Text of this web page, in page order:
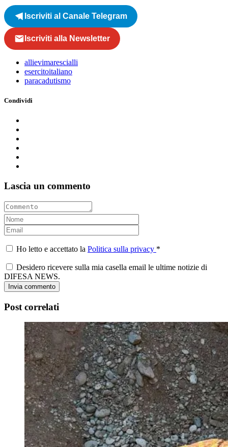
Iscriviti al Canale Telegram
Iscriviti alla Newsletter
allievimarescialli
esercitoitaliano
paracadutismo
Condividi
Lascia un commento
Ho letto e accettato la Politica sulla privacy *
Desidero ricevere sulla mia casella email le ultime notizie di
DIFESA NEWS.
Post correlati